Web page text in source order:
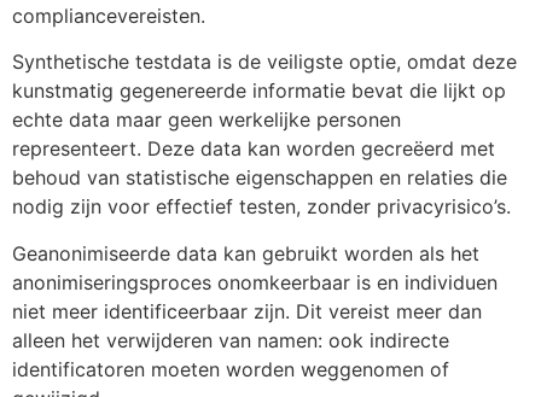
compliancevereisten.
Synthetische testdata is de veiligste optie, omdat deze
kunstmatig gegenereerde informatie bevat die lijkt op
echte data maar geen werkelijke personen
representeert. Deze data kan worden gecreëerd met
behoud van statistische eigenschappen en relaties die
nodig zijn voor effectief testen, zonder privacyrisico’s.
Geanonimiseerde data kan gebruikt worden als het
anonimiseringsproces onomkeerbaar is en individuen
niet meer identificeerbaar zijn. Dit vereist meer dan
alleen het verwijderen van namen: ook indirecte
identificatoren moeten worden weggenomen of